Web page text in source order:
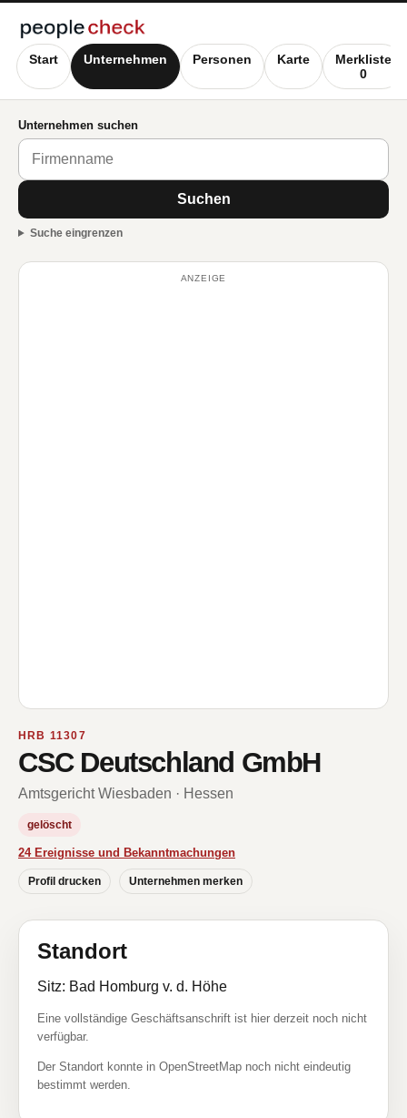
Start Unternehmen Personen Karte
Merkliste
0
Unternehmen suchen
Suchen
Suche eingrenzen
ANZEIGE
HRB 11307
CSC Deutschland GmbH
Amtsgericht Wiesbaden · Hessen
gelöscht
24 Ereignisse und Bekanntmachungen
Profil drucken Unternehmen merken
Standort
Sitz: Bad Homburg v. d. Höhe
Eine vollständige Geschäftsanschrift ist hier derzeit noch nicht
verfügbar.
Der Standort konnte in OpenStreetMap noch nicht eindeutig
bestimmt werden.